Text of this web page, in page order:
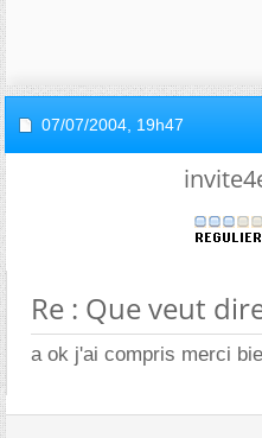
07/07/2004, 19h47
Re : Que veut dire
a ok j'ai compris merci